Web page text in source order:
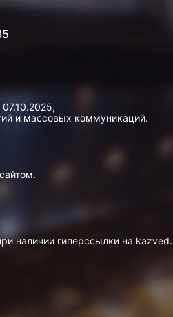
и массовых коммуникаций.
наличии гиперссылки на